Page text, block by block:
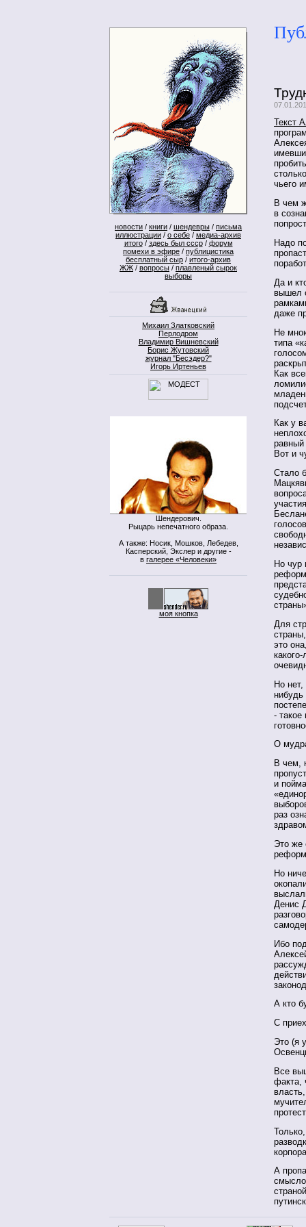
новости / книги / шендевры / письма
иллюстрации / о себе / медиа-архив
итого/ здесь был ссср/ форум
помехи в эфире / публицистика
бесплатный сыр / итого-архив
ЖЖ / вопросы / плавленый сырок
выборы
Михаил Златковский
Перлодром
Владимир Вишневский
Борис Жутовский
журнал "Бесэдер?"
Игорь Иртеньев
Шендерович.
Рыцарь непечатного образа.
А также: Носик, Мошков, Лебедев,
Касперский, Экслер и другие -
в галерее «Человеки»
моя кнопка
Текст
чьего
В чем
в
Надо
Да и
вышел
даже
Не
типа
Как
Как у
равный
Вот и
Стало
Но чур
Для
это
Но нет,
-
О
В чем,
и
раз
Это же
Но
Денис
Ибо
А кто
С
Это (я
Все
факта,
А